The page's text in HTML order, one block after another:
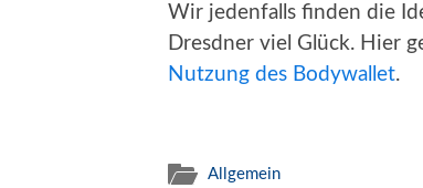
Wir jedenfalls finden die
Dresdner viel Glück. Hier
Nutzung des Bodywallet.
Allgemein